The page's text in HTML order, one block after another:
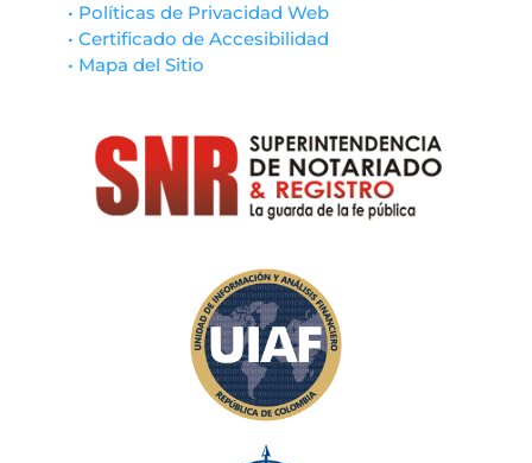
• Políticas de Privacidad Web
• Certificado de Accesibilidad
• Mapa del Sitio